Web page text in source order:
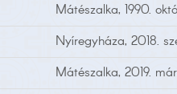
Mátészalka, 1990.
Nyíregyháza, 2018.
Mátészalka, 2019.